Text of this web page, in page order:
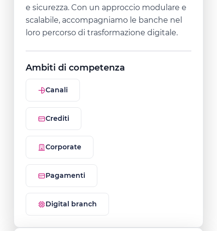
e sicurezza. Con un approccio modulare e
scalabile, accompagniamo le banche nel
loro percorso di trasformazione digitale.
Ambiti di competenza
Canali
Crediti
Corporate
Pagamenti
Digital branch